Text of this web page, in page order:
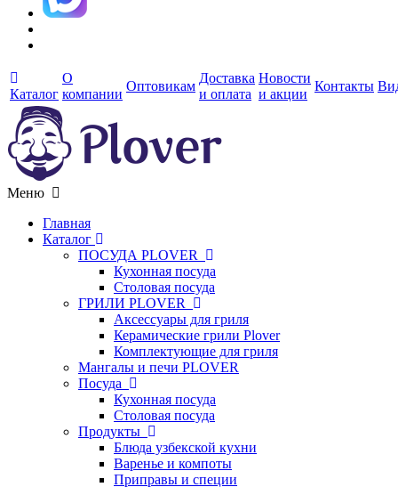
Каталог
О
компании
Оптовикам
Доставка
и оплата
Новости
и акции
Контакты
Меню
Главная
Каталог
ПОСУДА PLOVER
Кухонная посуда
Столовая посуда
ГРИЛИ PLOVER
Аксессуары для гриля
Керамические грили Plover
Комплектующие для гриля
Мангалы и печи PLOVER
Посуда
Кухонная посуда
Столовая посуда
Продукты
Блюда узбекской кухни
Варенье и компоты
Приправы и специи